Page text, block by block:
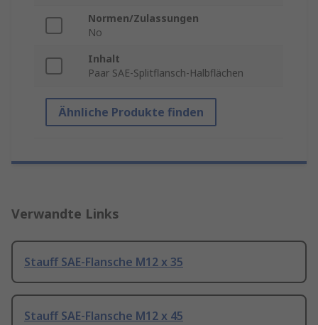
Normen/Zulassungen
No
Inhalt
Paar SAE-Splitflansch-Halbflächen
Ähnliche Produkte finden
Verwandte Links
Stauff SAE-Flansche M12 x 35
Stauff SAE-Flansche M12 x 45